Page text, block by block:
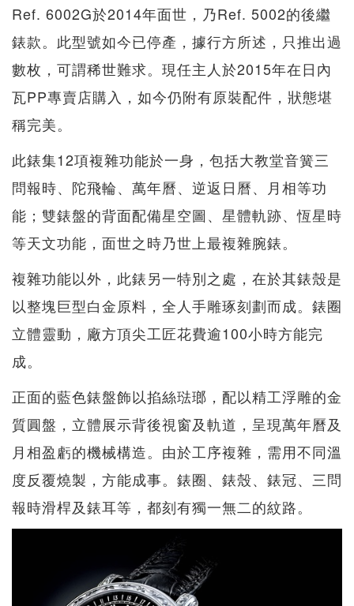
Ref. 6002G於2014年面世，乃Ref. 5002的後繼
錶款。此型號如今已停產，據行方所述，只推出過
數枚，可謂稀世難求。現任主人於2015年在日內
瓦PP專賣店購入，如今仍附有原裝配件，狀態堪
稱完美。
此錶集12項複雜功能於一身，包括大教堂音簧三
問報時、陀飛輪、萬年曆、逆返日曆、月相等功
能；雙錶盤的背面配備星空圖、星體軌跡、恆星時
等天文功能，面世之時乃世上最複雜腕錶。
複雜功能以外，此錶另一特別之處，在於其錶殼是
以整塊巨型白金原料，全人手雕琢刻劃而成。錶圈
立體靈動，廠方頂尖工匠花費逾100小時方能完
成。
正面的藍色錶盤飾以掐絲琺瑯，配以精工浮雕的金
質圓盤，立體展示背後視窗及軌道，呈現萬年曆及
月相盈虧的機械構造。由於工序複雜，需用不同溫
度反覆燒製，方能成事。錶圈、錶殼、錶冠、三問
報時滑桿及錶耳等，都刻有獨一無二的紋路。